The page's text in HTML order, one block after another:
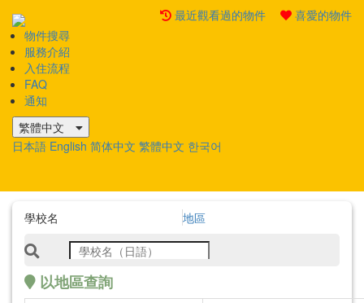
最近觀看過的物件 喜愛的物件
物件搜尋
服務介紹
入住流程
FAQ
通知
繁體中文
日本語 English 简体中文 繁體中文 한국어
學校名 地區
以地區查詢